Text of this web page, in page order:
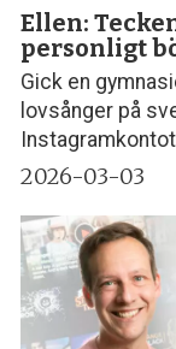
Ellen:
personligt
Gick en
lovsånger på
2026-03-03